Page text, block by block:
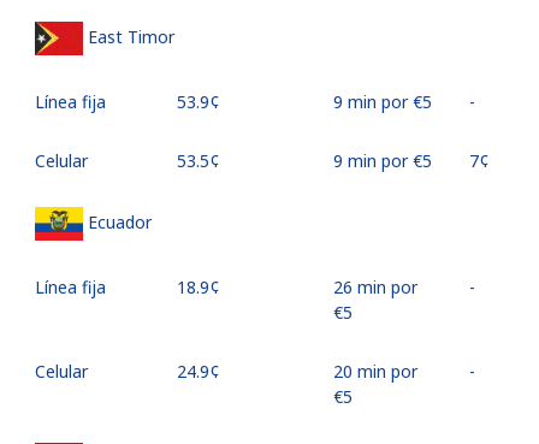
East Timor
Línea fija ⁦53.9¢⁩ 9 min por ⁦€5⁩ -
Celular ⁦53.5¢⁩ 9 min por ⁦€5⁩ ⁦7¢⁩
Ecuador
Línea fija ⁦18.9¢⁩
26 min por
⁦€5⁩
-
Celular ⁦24.9¢⁩
20 min por
⁦€5⁩
-